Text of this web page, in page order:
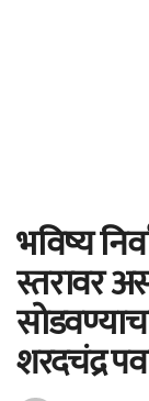
भविष्य
स्तरावर
शरदचंद्र